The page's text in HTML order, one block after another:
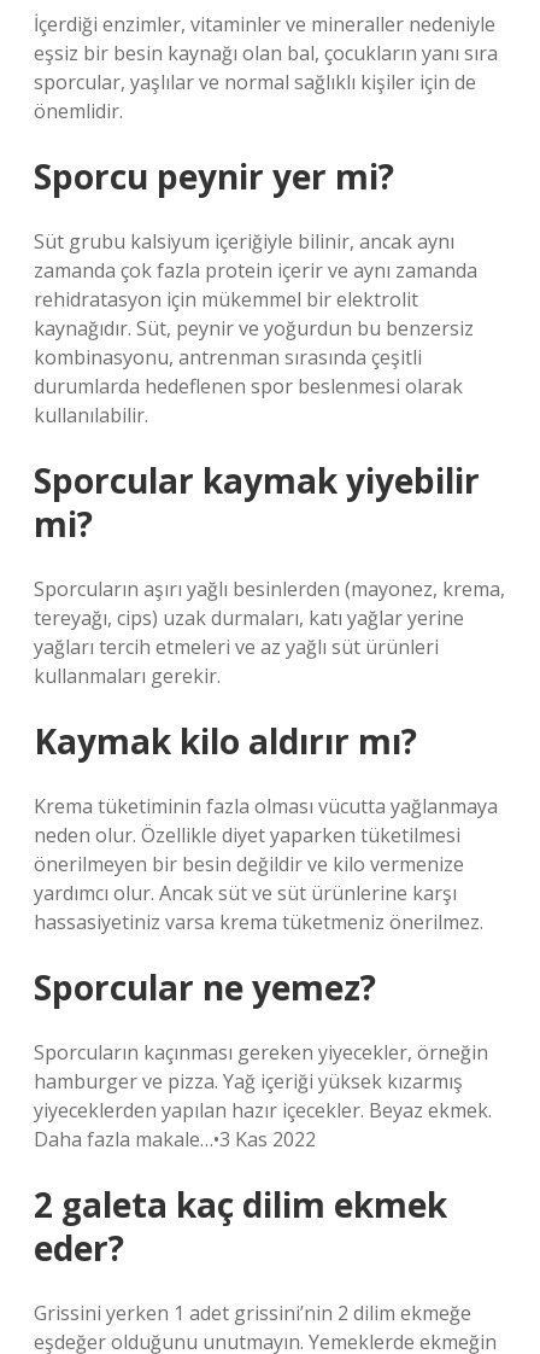
İçerdiği enzimler, vitaminler ve mineraller nedeniyle
eşsiz bir besin kaynağı olan bal, çocukların yanı sıra
sporcular, yaşlılar ve normal sağlıklı kişiler için de
önemlidir.
Sporcu peynir yer mi?
Süt grubu kalsiyum içeriğiyle bilinir, ancak aynı
zamanda çok fazla protein içerir ve aynı zamanda
rehidratasyon için mükemmel bir elektrolit
kaynağıdır. Süt, peynir ve yoğurdun bu benzersiz
kombinasyonu, antrenman sırasında çeşitli
durumlarda hedeflenen spor beslenmesi olarak
kullanılabilir.
Sporcular kaymak yiyebilir
mi?
Sporcuların aşırı yağlı besinlerden (mayonez, krema,
tereyağı, cips) uzak durmaları, katı yağlar yerine
yağları tercih etmeleri ve az yağlı süt ürünleri
kullanmaları gerekir.
Kaymak kilo aldırır mı?
Krema tüketiminin fazla olması vücutta yağlanmaya
neden olur. Özellikle diyet yaparken tüketilmesi
önerilmeyen bir besin değildir ve kilo vermenize
yardımcı olur. Ancak süt ve süt ürünlerine karşı
hassasiyetiniz varsa krema tüketmeniz önerilmez.
Sporcular ne yemez?
Sporcuların kaçınması gereken yiyecekler, örneğin
hamburger ve pizza. Yağ içeriği yüksek kızarmış
yiyeceklerden yapılan hazır içecekler. Beyaz ekmek.
Daha fazla makale…•3 Kas 2022
2 galeta kaç dilim ekmek
eder?
Grissini yerken 1 adet grissini’nin 2 dilim ekmeğe
eşdeğer olduğunu unutmayın. Yemeklerde ekmeğin